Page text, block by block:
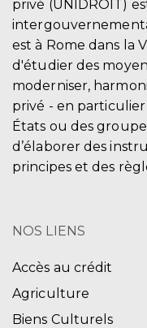
privé (UNIDROIT)
est à Rome dans la
d'étudier des
moderniser,
privé - en
États ou des
d’élaborer des
principes et des
NOS LIENS
Accès au crédit
Agriculture
Biens Culturels